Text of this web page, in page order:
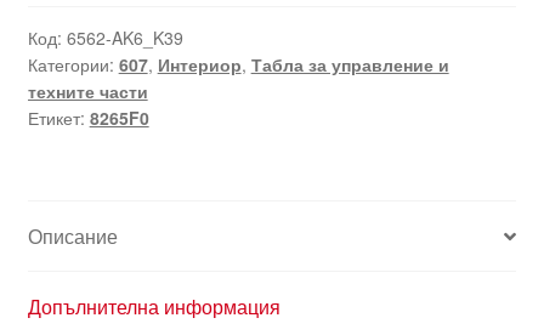
бордовия
компютър
Peugeot
607
Код: 6562-AK6_K39
Категории: 607, Интериор, Табла за управление и
техните части
Етикет: 8265F0
Описание
Допълнителна информация